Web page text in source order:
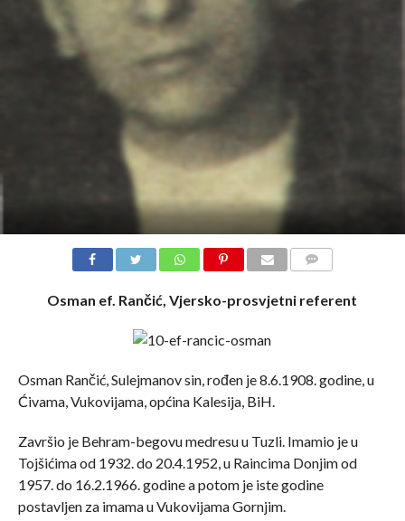
Osman ef. Rančić, Vjersko-prosvjetni referent
Osman Rančić, Sulejmanov sin, rođen je 8.6.1908. godine, u
Ćivama, Vukovijama, općina Kalesija, BiH.
Završio je Behram-begovu medresu u Tuzli. Imamio je u
Tojšićima od 1932. do 20.4.1952, u Raincima Donjim od
1957. do 16.2.1966. godine a potom je iste godine
postavljen za imama u Vukovijama Gornjim.